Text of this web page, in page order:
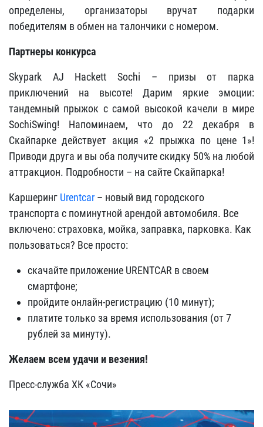
определены, организаторы вручат подарки
победителям в обмен на талончики с номером.
Партнеры конкурса
Skypark AJ Hackett Sochi – призы от парка
приключений на высоте! Дарим яркие эмоции:
тандемный прыжок с самой высокой качели в мире
SochiSwing! Напоминаем, что до 22 декабря в
Скайпарке действует акция «2 прыжка по цене 1»!
Приводи друга и вы оба получите скидку 50% на любой
аттракцион. Подробности – на сайте Скайпарка!
Каршеринг Urentcar – новый вид городского
транспорта с поминутной арендой автомобиля. Все
включено: страховка, мойка, заправка, парковка. Как
пользоваться? Все просто:
скачайте приложение URENTCAR в своем
смартфоне;
пройдите онлайн-регистрацию (10 минут);
платите только за время использования (от 7
рублей за минуту).
Желаем всем удачи и везения!
Пресс-служба ХК «Сочи»